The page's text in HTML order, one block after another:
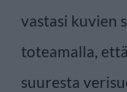
vastasi kuvien
toteamalla,
suuresta